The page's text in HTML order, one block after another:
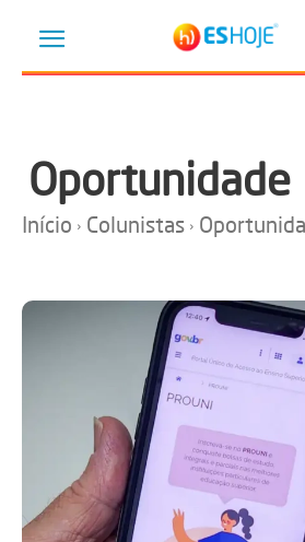
Oportunidade
Início Colunistas